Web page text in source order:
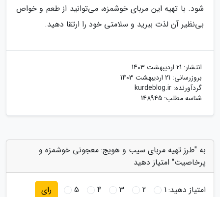
شود. با تهیه این مربای خوشمزه، می‌توانید از طعم و خواص
بی‌نظیر آن لذت ببرید و سلامتی خود را ارتقا دهید.
انتشار: 21 اردیبهشت 1403
بروزرسانی: 21 اردیبهشت 1403
گردآورنده: kurdeblog.ir
شناسه مطلب: 148945
به "طرز تهیه مربای سیب و هویج: معجونی خوشمزه و
پرخاصیت" امتیاز دهید
امتیاز دهید:1
2
3
4
5 رای